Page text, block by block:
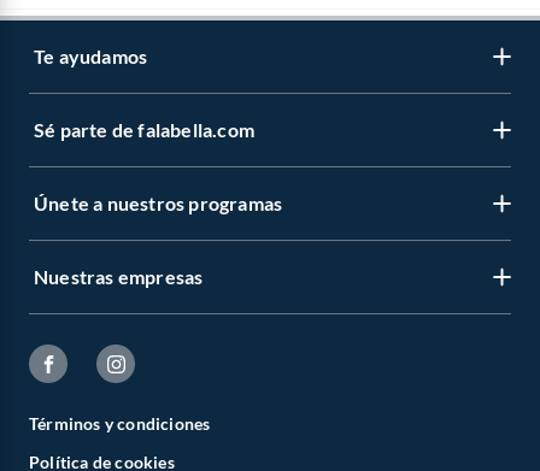
Te ayudamos
Sé parte de falabella.com
Únete a nuestros programas
Nuestras empresas
Términos y condiciones
Política de cookies